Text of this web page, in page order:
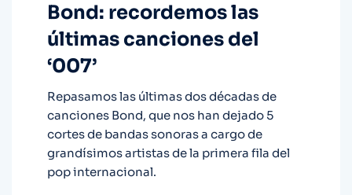
Bond: recordemos las
últimas canciones del
‘007’
Repasamos las últimas dos décadas de
canciones Bond, que nos han dejado 5
cortes de bandas sonoras a cargo de
grandísimos artistas de la primera fila del
pop internacional.